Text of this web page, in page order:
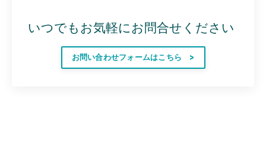
いつでもお気軽にお問合せください
お問い合わせフォームはこちら >